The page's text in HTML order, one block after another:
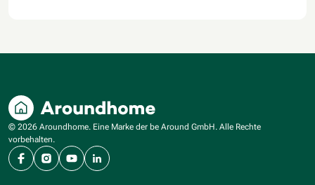
© 2026 Aroundhome. Eine Marke der be Around GmbH. Alle Rechte
vorbehalten.
FacebookInstagram
YouTubeLinkedIn